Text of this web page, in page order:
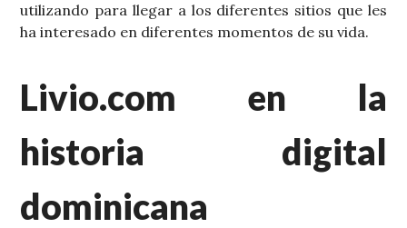
utilizando para llegar a los diferentes sitios que les
ha interesado en diferentes momentos de su vida.
Livio.com en la
historia digital
dominicana